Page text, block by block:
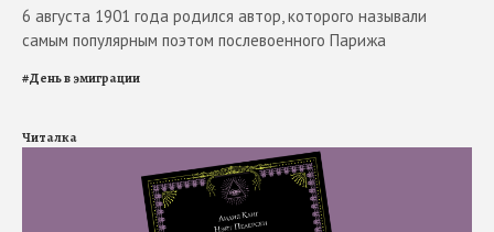
6 августа 1901 года родился автор, которого называли
самым популярным поэтом послевоенного Парижа
#День в эмиграции
Читалка